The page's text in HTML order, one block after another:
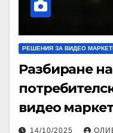
РЕШЕНИЯ ЗА ВИДЕО
Разбиране
видео
14/10/2025